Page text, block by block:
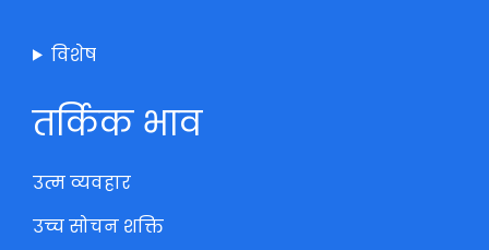
विशेष
तर्किक भाव
उत्म व्यवहार
उच्च सोचन शक्ति